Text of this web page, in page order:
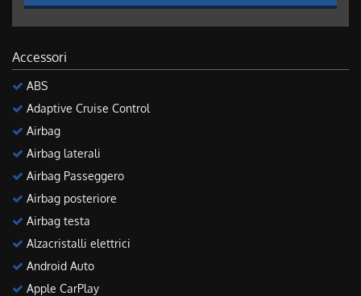
Accessori
ABS
Adaptive Cruise Control
Airbag
Airbag laterali
Airbag Passeggero
Airbag posteriore
Airbag testa
Alzacristalli elettrici
Android Auto
Apple CarPlay